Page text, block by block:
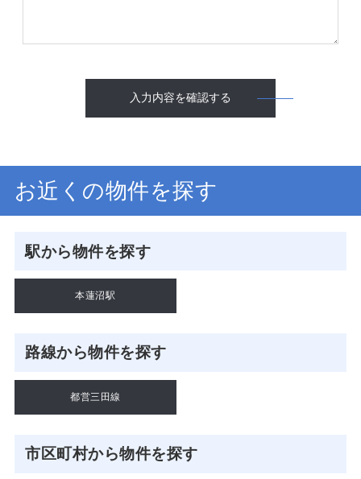
入力内容を確認する
お近くの物件を探す
駅から物件を探す
本蓮沼駅
路線から物件を探す
都営三田線
市区町村から物件を探す